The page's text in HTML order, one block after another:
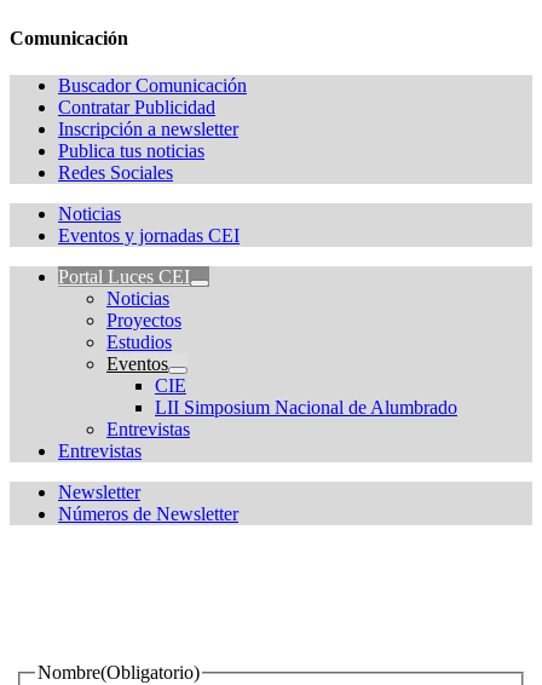
Comunicación
Buscador Comunicación
Contratar Publicidad
Inscripción a newsletter
Publica tus noticias
Redes Sociales
Noticias
Eventos y jornadas CEI
Portal Luces CEI
Noticias
Proyectos
Estudios
Eventos
CIE
LII Simposium Nacional de Alumbrado
Entrevistas
Entrevistas
Newsletter
Números de Newsletter
Nombre(Obligatorio)